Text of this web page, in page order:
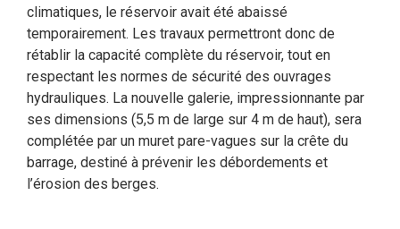
climatiques, le réservoir avait été abaissé
temporairement. Les travaux permettront donc de
rétablir la capacité complète du réservoir, tout en
respectant les normes de sécurité des ouvrages
hydrauliques. La nouvelle galerie, impressionnante par
ses dimensions (5,5 m de large sur 4 m de haut), sera
complétée par un muret pare-vagues sur la crête du
barrage, destiné à prévenir les débordements et
l’érosion des berges.